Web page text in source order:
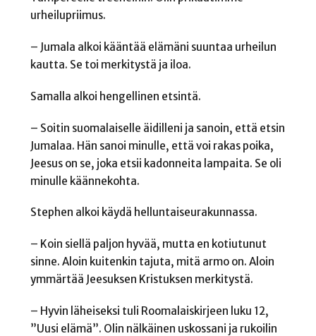
urheilupriimus.
– Jumala alkoi kääntää elämäni suuntaa urheilun
kautta. Se toi merkitystä ja iloa.
Samalla alkoi hengellinen etsintä.
– Soitin suomalaiselle äidilleni ja sanoin, että etsin
Jumalaa. Hän sanoi minulle, että voi rakas poika,
Jeesus on se, joka etsii kadonneita lampaita. Se oli
minulle käännekohta.
Stephen alkoi käydä helluntaiseurakunnassa.
– Koin siellä paljon hyvää, mutta en kotiutunut
sinne. Aloin kuitenkin tajuta, mitä armo on. Aloin
ymmärtää Jeesuksen Kristuksen merkitystä.
– Hyvin läheiseksi tuli Roomalaiskirjeen luku 12,
”Uusi elämä”. Olin nälkäinen uskossani ja rukoilin